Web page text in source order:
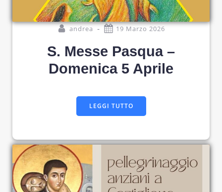
andrea - 19 Marzo 2026
S. Messe Pasqua –
Domenica 5 Aprile
LEGGI TUTTO